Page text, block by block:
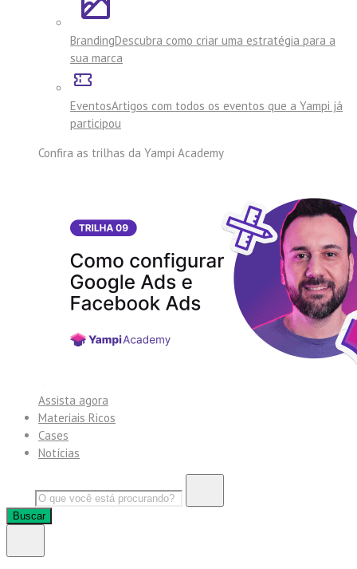
BrandingDescubra como criar uma estratégia para a
sua marca
EventosArtigos com todos os eventos que a Yampi já
participou
Confira as trilhas da Yampi Academy
Assista agora
Materiais Ricos
Cases
Notícias
Buscar